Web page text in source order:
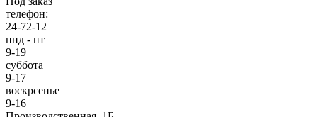
телефон:
24-72-12
пнд - пт
9-19
суббота
9-17
воскрсенье
9-16